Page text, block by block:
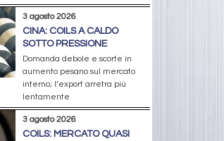
3 agosto 2026
CINA: COILS A CALDO
SOTTO PRESSIONE
Domanda debole e scorte in
aumento pesano sul mercato
interno; l’export arretra più
lentamente
3 agosto 2026
COILS: MERCATO QUASI